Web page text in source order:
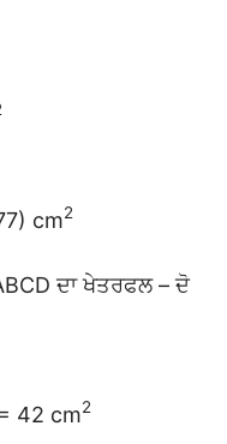
cm2
ਦਾ ਖੇਤਰਫਲ – ਦੋ
42 cm2